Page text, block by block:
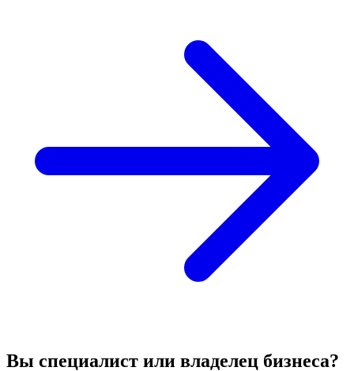
Вы специалист или владелец бизнеса?